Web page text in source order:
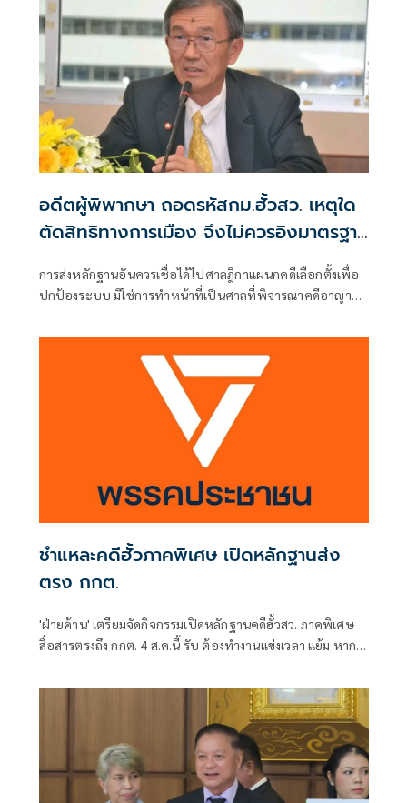
อดีตผู้พิพากษา ถอดรหัสกม.ฮั้วสว. เหตุใด
ตัดสิทธิทางการเมือง จึงไม่ควรอิงมาตรฐาน
เดียวกับคดีอาญา
การส่งหลักฐานอันควรเชื่อได้ไปศาลฎีกาแผนกคดีเลือกตั้งเพื่อ
ปกป้องระบบ มิใช่การทำหน้าที่เป็นศาลที่พิจารณาคดีอาญา
ชำแหละคดีฮั้วภาคพิเศษ เปิดหลักฐานส่ง
ตรง กกต.
'ฝ่ายค้าน' เตรียมจัดกิจกรรมเปิดหลักฐานคดีฮั้วสว. ภาคพิเศษ
สื่อสารตรงถึง กกต. 4 ส.ค.นี้ รับ ต้องทำงานแข่งเวลา แย้ม หาก
การปฏิบัติหน้าที่หรือไม่